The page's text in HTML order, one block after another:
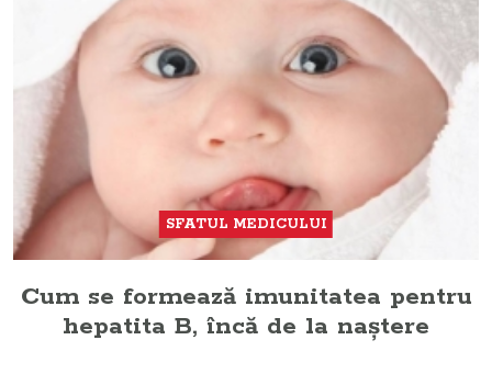
SFATUL MEDICULUI
Cum se formează imunitatea pentru
hepatita B, încă de la naştere